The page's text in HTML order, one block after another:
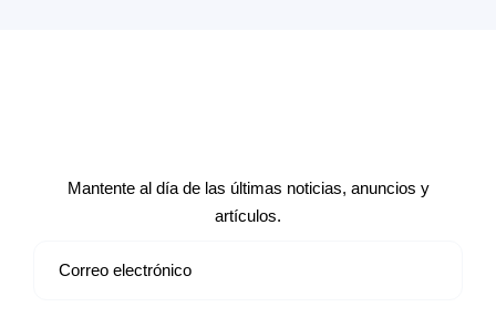
Mantente al día de las últimas noticias, anuncios y
artículos.